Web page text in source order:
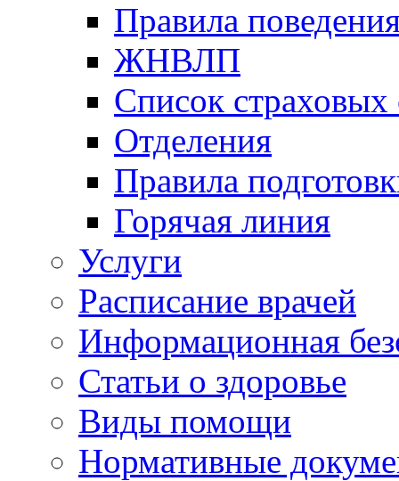
Правила
ЖНВЛП
Список страховых
Отделения
Правила
Горячая линия
Услуги
Расписание врачей
Информационная
Статьи о здоровье
Виды помощи
Нормативные